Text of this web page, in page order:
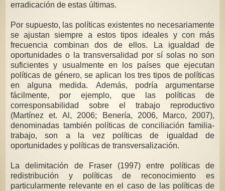
erradicación de estas últimas.
Por supuesto, las políticas existentes no necesariamente
se ajustan siempre a estos tipos ideales y con más
frecuencia combinan dos de ellos. La igualdad de
oportunidades o la transversalidad por sí solas no son
suficientes y usualmente en los países que ejecutan
políticas de género, se aplican los tres tipos de políticas
en alguna medida. Además, podría argumentarse
fácilmente, por ejemplo, que las políticas de
corresponsabilidad sobre el trabajo reproductivo
(Martínez et. Al, 2006; Benería, 2006, Marco, 2007),
denominadas también políticas de conciliación familia-
trabajo, son a la vez políticas de igualdad de
oportunidades y políticas de transversalización.
La delimitación de Fraser (1997) entre políticas de
redistribución y políticas de reconocimiento es
particularmente relevante en el caso de las políticas de